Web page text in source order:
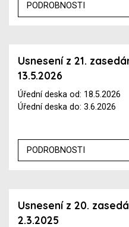
PODROBNOSTI
Usnesení z 21.
13.5.2026
Úřední deska od: 18.5.2026
Úřední deska do: 3.6.2026
PODROBNOSTI
Usnesení z 20.
2.3.2025